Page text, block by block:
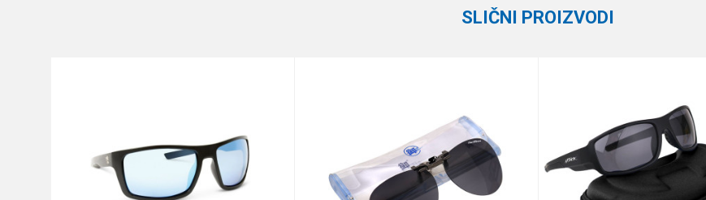
SLIČNI PROIZVODI